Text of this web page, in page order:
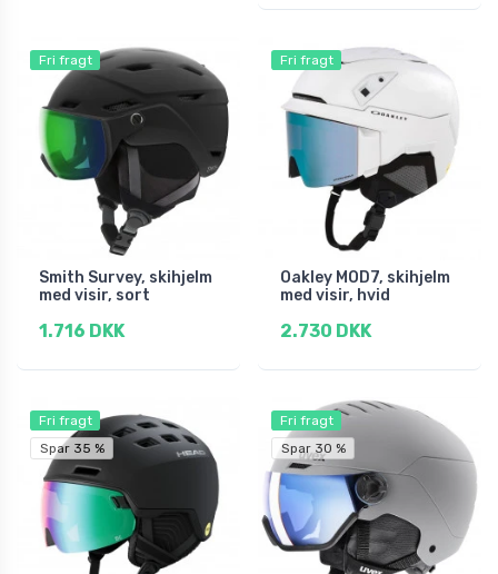
Fri fragt
Smith Survey, skihjelm
med visir, sort
1.716 DKK
Fri fragt
Oakley MOD7, skihjelm
med visir, hvid
2.730 DKK
Fri fragt
Spar 35 %
Fri fragt
Spar 30 %